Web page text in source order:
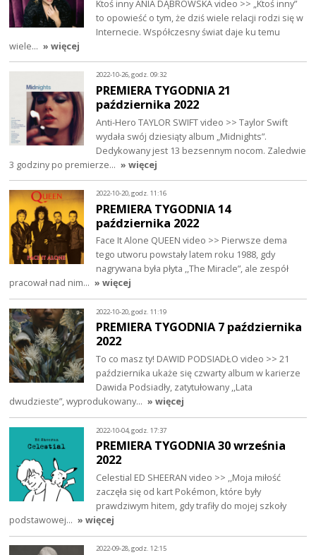
Ktoś inny ANIA DĄBROWSKA video >> „Ktoś inny”
to opowieść o tym, że dziś wiele relacji rodzi się w
Internecie. Współczesny świat daje ku temu
wiele… » więcej
2022-10-26, godz. 09:32
PREMIERA TYGODNIA 21
października 2022
Anti-Hero TAYLOR SWIFT video >> Taylor Swift
wydała swój dziesiąty album „Midnights”.
Dedykowany jest 13 bezsennym nocom. Zaledwie
3 godziny po premierze… » więcej
2022-10-20, godz. 11:16
PREMIERA TYGODNIA 14
października 2022
Face It Alone QUEEN video >> Pierwsze dema
tego utworu powstały latem roku 1988, gdy
nagrywana była płyta ,,The Miracle”, ale zespół
pracował nad nim… » więcej
2022-10-20, godz. 11:19
PREMIERA TYGODNIA 7 października
2022
To co masz ty! DAWID PODSIADŁO video >> 21
października ukaże się czwarty album w karierze
Dawida Podsiadły, zatytułowany ,,Lata
dwudzieste”, wyprodukowany… » więcej
2022-10-04, godz. 17:37
PREMIERA TYGODNIA 30 września
2022
Celestial ED SHEERAN video >> ,,Moja miłość
zaczęła się od kart Pokémon, które były
prawdziwym hitem, gdy trafiły do mojej szkoły
podstawowej… » więcej
2022-09-28, godz. 12:15